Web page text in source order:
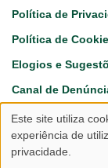
Footer
Política de
Política de
Elogios e
Canal de
Utilização
de
Este site utiliza
experiência de
privacidade.